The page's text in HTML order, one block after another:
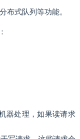
布式队列等功能。
器处理，如果读请求